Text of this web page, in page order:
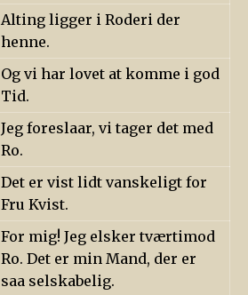
Alting ligger i Roderi der
henne.
Og vi har lovet at komme i god
Tid.
Jeg foreslaar, vi tager det med
Ro.
Det er vist lidt vanskeligt for
Fru Kvist.
For mig! Jeg elsker tværtimod
Ro. Det er min Mand, der er
saa selskabelig.